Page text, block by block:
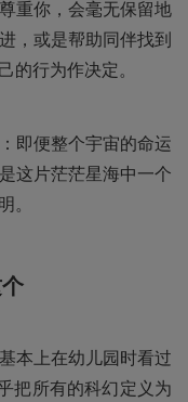
重你，会毫无保留地
，或是帮助同伴找到
的行为作决定。
即便整个宇宙的命运
这片茫茫星海中一个
本上在幼儿园时看过
把所有的科幻定义为